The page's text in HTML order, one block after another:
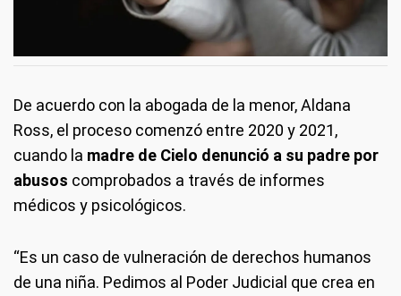
De acuerdo con la abogada de la menor, Aldana
Ross, el proceso comenzó entre 2020 y 2021,
cuando la madre de Cielo denunció a su padre por
abusos comprobados a través de informes
médicos y psicológicos.
“Es un caso de vulneración de derechos humanos
de una niña. Pedimos al Poder Judicial que crea en